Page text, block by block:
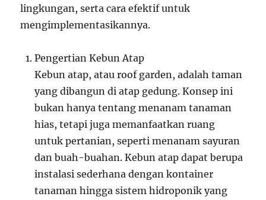
lingkungan, serta cara efektif untuk
mengimplementasikannya.
Pengertian Kebun Atap
Kebun atap, atau roof garden, adalah taman
yang dibangun di atap gedung. Konsep ini
bukan hanya tentang menanam tanaman
hias, tetapi juga memanfaatkan ruang
untuk pertanian, seperti menanam sayuran
dan buah-buahan. Kebun atap dapat berupa
instalasi sederhana dengan kontainer
tanaman hingga sistem hidroponik yang